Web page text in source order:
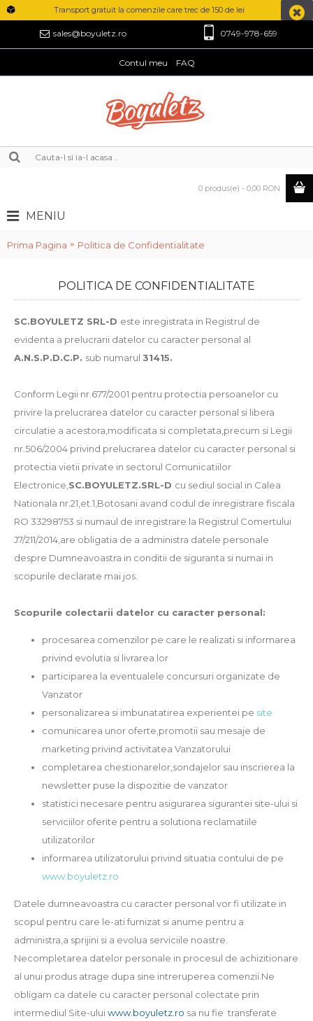
Transport gratuit la comenzile care trec de 150 de lei
sales@boyuletz.ro 0749-978-659
Contul meu FAQ
0 produs(e) - 0,00 RON
MENIU
Prima Pagina Politica de Confidentialitate
POLITICA DE CONFIDENTIALITATE
SC.BOYULETZ SRL-D este inregistrata in Registrul de
evidenta a prelucrarii datelor cu caracter personal al
A.N.S.P.D.C.P. sub numarul 31415.
Conform Legii nr.677/2001 pentru protectia persoanelor cu
privire la prelucrarea datelor cu caracter personal si libera
circulatie a acestora,modificata si completata,precum si Legii
nr.506/2004 privind prelucrarea datelor cu caracter personal si
protectia vietii private in sectorul Comunicatiilor
Electronice, SC.BOYULETZ.SRL-D cu sediul social in Calea
Nationala nr.21,et.1,Botosani avand codul de inregistrare fiscala
RO 33298753 si numaul de inregistrare la Registrul Comertului
J7/211/2014,are obligatia de a administra datele personale
despre Dumneavoastra in conditii de siguranta si numai in
scopurile declarate mai jos.
Scopurile colectarii datelor cu caracter personal:
procesarea comenzilor pe care le realizati si informarea
privind evolutia si livrarea lor
participarea la eventualele concursuri organizate de
Vanzator
personalizarea si imbunatatirea experientei pe site
comunicarea unor oferte,promotii sau mesaje de
marketing privind activitatea Vanzatorului
completarea chestionarelor,sondajelor sau inscrierea la
newsletter puse la dispozitie de vanzator
statistici necesare pentru asigurarea sigurantei site-ului si
serviciilor oferite pentru a solutiona reclamatiile
utilizatorilor
informarea utilizatorului privind situatia contului de pe
www.boyuletz.ro
Datele dumneavoastra cu caracter personal vor fi utilizate in
scopul pentru care le-ati furnizat si anume pentru a
administra,a sprijini si a evolua serviciile noastre.
Necompletarea datelor personale in procesul de achizitionare
al unui produs atrage dupa sine intreruperea comenzii.Ne
obligam ca datele cu caracter personal colectate prin
intermediul Site-uluiwww.boyuletz.ro sa nu fie transferate